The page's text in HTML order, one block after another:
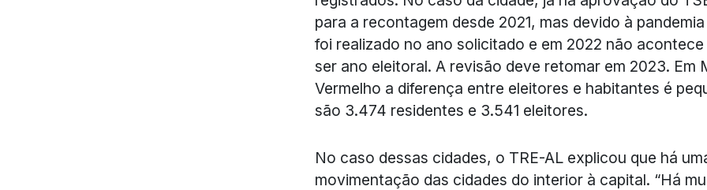
para a recontagem desde 2021, mas devido à
foi realizado no ano solicitado e em 2022 não
ser ano eleitoral. A revisão deve retomar em 2023. Em
Vermelho a diferença entre eleitores e habitantes é
são 3.474 residentes e 3.541 eleitores.
No caso dessas cidades, o TRE-AL explicou que há
movimentação das cidades do interior à capital. “Há